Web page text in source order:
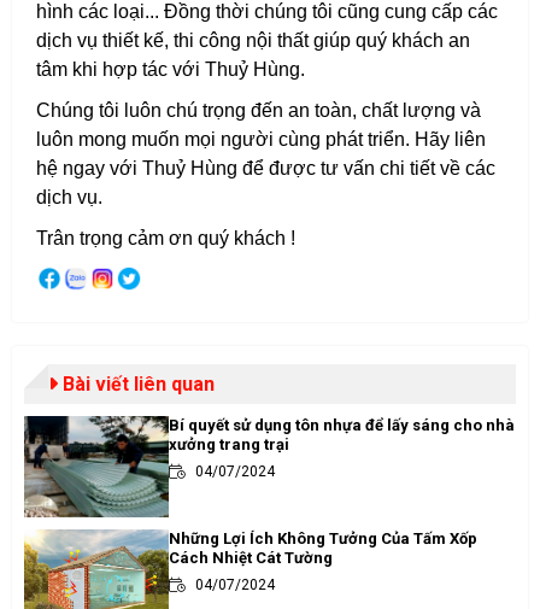
hình các loại... Đồng thời chúng tôi cũng cung cấp các
dịch vụ thiết kế, thi công nội thất giúp quý khách an
tâm khi hợp tác với Thuỷ Hùng.
Chúng tôi luôn chú trọng đến an toàn, chất lượng và
luôn mong muốn mọi người cùng phát triển. Hãy liên
hệ ngay với Thuỷ Hùng để được tư vấn chi tiết về các
dịch vụ.
Trân trọng cảm ơn quý khách !
Bài viết liên quan
Bí quyết sử dụng tôn nhựa để lấy sáng cho nhà
xưởng trang trại
04/07/2024
Những Lợi Ích Không Tưởng Của Tấm Xốp
Cách Nhiệt Cát Tường
04/07/2024